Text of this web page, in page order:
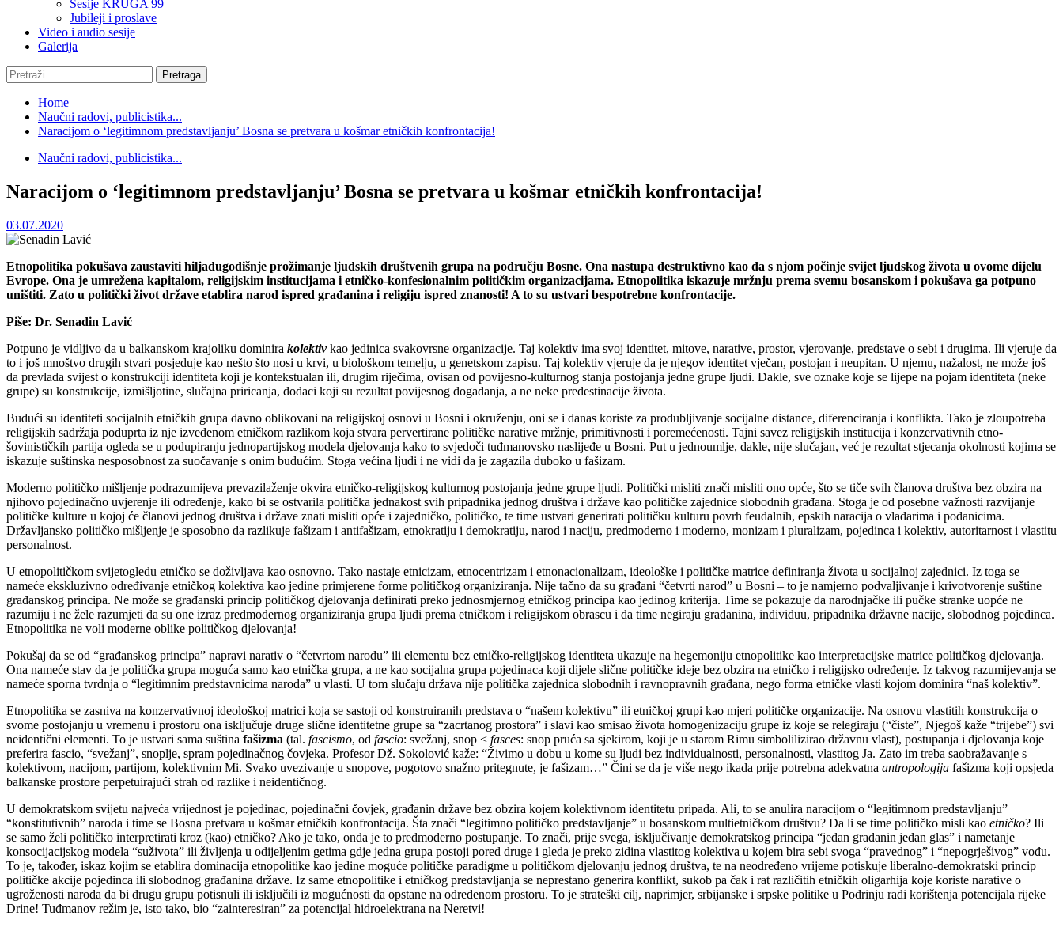
Sesije KRUGA 99
Jubileji i proslave
Video i audio sesije
Galerija
Pretraga:
Home
Naučni radovi, publicistika...
Naracijom o ‘legitimnom predstavljanju’ Bosna se pretvara u košmar etničkih konfrontacija!
Naučni radovi, publicistika...
Naracijom o ‘legitimnom predstavljanju’ Bosna se pretvara u košmar etničkih konfrontacija!
03.07.2020
Etnopolitika pokušava zaustaviti hiljadugodišnje prožimanje ljudskih društvenih grupa na području Bosne. Ona nastupa destruktivno kao da s njom počinje svijet ljudskog života u ovome dijelu
Evrope. Ona je umrežena kapitalom, religijskim institucijama i etničko-konfesionalnim političkim organizacijama. Etnopolitika iskazuje mržnju prema svemu bosanskom i pokušava ga potpuno
uništiti. Zato u politički život države etablira narod ispred građanina i religiju ispred znanosti! A to su ustvari bespotrebne konfrontacije.
Piše: Dr. Senadin Lavić
Potpuno je vidljivo da u balkanskom krajoliku dominira kolektivkao jedinica svakovrsne organizacije. Taj kolektiv ima svoj identitet, mitove, narative, prostor, vjerovanje, predstave o sebi i drugima. Ili vjeruje da
to i još mnoštvo drugih stvari posjeduje kao nešto što nosi u krvi, u biološkom temelju, u genetskom zapisu. Taj kolektiv vjeruje da je njegov identitet vječan, postojan i neupitan. U njemu, nažalost, ne može još
da prevlada svijest o konstrukciji identiteta koji je kontekstualan ili, drugim riječima, ovisan od povijesno-kulturnog stanja postojanja jedne grupe ljudi. Dakle, sve oznake koje se lijepe na pojam identiteta (neke
grupe) su konstrukcije, izmišljotine, slučajna priricanja, dodaci koji su rezultat povijesnog događanja, a ne neke predestinacije života.
Budući su identiteti socijalnih etničkih grupa davno oblikovani na religijskoj osnovi u Bosni i okruženju, oni se i danas koriste za produbljivanje socijalne distance, diferenciranja i konflikta. Tako je zloupotreba
religijskih sadržaja poduprta iz nje izvedenom etničkom razlikom koja stvara pervertirane političke narative mržnje, primitivnosti i poremećenosti. Tajni savez religijskih institucija i konzervativnih etno-
šovinističkih partija ogleda se u podupiranju jednopartijskog modela djelovanja kako to svjedoči tuđmanovsko naslijeđe u Bosni. Put u jednoumlje, dakle, nije slučajan, već je rezultat stjecanja okolnosti kojima se
iskazuje suštinska nesposobnost za suočavanje s onim budućim. Stoga većina ljudi i ne vidi da je zagazila duboko u fašizam.
Moderno političko mišljenje podrazumijeva prevazilaženje okvira etničko-religijskog kulturnog postojanja jedne grupe ljudi. Politički misliti znači misliti ono opće, što se tiče svih članova društva bez obzira na
njihovo pojedinačno uvjerenje ili određenje, kako bi se ostvarila politička jednakost svih pripadnika jednog društva i države kao političke zajednice slobodnih građana. Stoga je od posebne važnosti razvijanje
političke kulture u kojoj će članovi jednog društva i države znati misliti opće i zajedničko, političko, te time ustvari generirati političku kulturu povrh feudalnih, epskih naracija o vladarima i podanicima.
Državljansko političko mišljenje je sposobno da razlikuje fašizam i antifašizam, etnokratiju i demokratiju, narod i naciju, predmoderno i moderno, monizam i pluralizam, pojedinca i kolektiv, autoritarnost i vlastitu
personalnost.
U etnopolitičkom svijetogledu etničko se doživljava kao osnovno. Tako nastaje etnicizam, etnocentrizam i etnonacionalizam, ideološke i političke matrice definiranja života u socijalnoj zajednici. Iz toga se
nameće ekskluzivno određivanje etničkog kolektiva kao jedine primjerene forme političkog organiziranja. Nije tačno da su građani “četvrti narod” u Bosni – to je namjerno podvaljivanje i krivotvorenje suštine
građanskog principa. Ne može se građanski princip političkog djelovanja definirati preko jednosmjernog etničkog principa kao jedinog kriterija. Time se pokazuje da narodnjačke ili pučke stranke uopće ne
razumiju i ne žele razumjeti da su one izraz predmodernog organiziranja grupa ljudi prema etničkom i religijskom obrascu i da time negiraju građanina, individuu, pripadnika državne nacije, slobodnog pojedinca.
Etnopolitika ne voli moderne oblike političkog djelovanja!
Pokušaj da se od “građanskog principa” napravi narativ o “četvrtom narodu” ili elementu bez etničko-religijskog identiteta ukazuje na hegemoniju etnopolitike kao interpretacijske matrice političkog djelovanja.
Ona nameće stav da je politička grupa moguća samo kao etnička grupa, a ne kao socijalna grupa pojedinaca koji dijele slične političke ideje bez obzira na etničko i religijsko određenje. Iz takvog razumijevanja se
nameće sporna tvrdnja o “legitimnim predstavnicima naroda” u vlasti. U tom slučaju država nije politička zajednica slobodnih i ravnopravnih građana, nego forma etničke vlasti kojom dominira “naš kolektiv”.
Etnopolitika se zasniva na konzervativnoj ideološkoj matrici koja se sastoji od konstruiranih predstava o “našem kolektivu” ili etničkoj grupi kao mjeri političke organizacije. Na osnovu vlastitih konstrukcija o
svome postojanju u vremenu i prostoru ona isključuje druge slične identitetne grupe sa “zacrtanog prostora” i slavi kao smisao života homogenizaciju grupe iz koje se relegiraju (“čiste”, Njegoš kaže “trijebe”) svi
neidentični elementi. To je ustvari sama suština fašizma (tal. fascismo, od fascio: svežanj, snop < fasces: snop pruća sa sjekirom, koji je u starom Rimu simbolilizirao državnu vlast), postupanja i djelovanja koje
preferira fascio, “svežanj”, snoplje, spram pojedinačnog čovjeka. Profesor Dž. Sokolović kaže: “Živimo u dobu u kome su ljudi bez individualnosti, personalnosti, vlastitog Ja. Zato im treba saobražavanje s
kolektivom, nacijom, partijom, kolektivnim Mi. Svako uvezivanje u snopove, pogotovo snažno pritegnute, je fašizam…” Čini se da je više nego ikada prije potrebna adekvatna antropologija fašizma koji opsjeda
balkanske prostore perpetuirajući strah od razlike i neidentičnog.
U demokratskom svijetu najveća vrijednost je pojedinac, pojedinačni čovjek, građanin države bez obzira kojem kolektivnom identitetu pripada. Ali, to se anulira naracijom o “legitimnom predstavljanju”
“konstitutivnih” naroda i time se Bosna pretvara u košmar etničkih konfrontacija. Šta znači “legitimno političko predstavljanje” u bosanskom multietničkom društvu? Da li se time političko misli kao etničko? Ili
se samo želi političko interpretirati kroz (kao) etničko? Ako je tako, onda je to predmoderno postupanje. To znači, prije svega, isključivanje demokratskog principa “jedan građanin jedan glas” i nametanje
konsocijacijskog modela “suživota” ili življenja u odijeljenim getima gdje jedna grupa postoji pored druge i gleda je preko zidina vlastitog kolektiva u kojem bira sebi svoga “pravednog” i “nepogrješivog” vođu.
To je, također, iskaz kojim se etablira dominacija etnopolitike kao jedine moguće političke paradigme u političkom djelovanju jednog društva, te na neodređeno vrijeme potiskuje liberalno-demokratski princip
političke akcije pojedinca ili slobodnog građanina države. Iz same etnopolitike i etničkog predstavljanja se neprestano generira konflikt, sukob pa čak i rat različitih etničkih oligarhija koje koriste narative o
ugroženosti naroda da bi drugu grupu potisnuli ili isključili iz mogućnosti da opstane na određenom prostoru. To je strateški cilj, naprimjer, srbijanske i srpske politike u Podrinju radi korištenja potencijala rijeke
Drine! Tuđmanov režim je, isto tako, bio “zainteresiran” za potencijal hidroelektrana na Neretvi!